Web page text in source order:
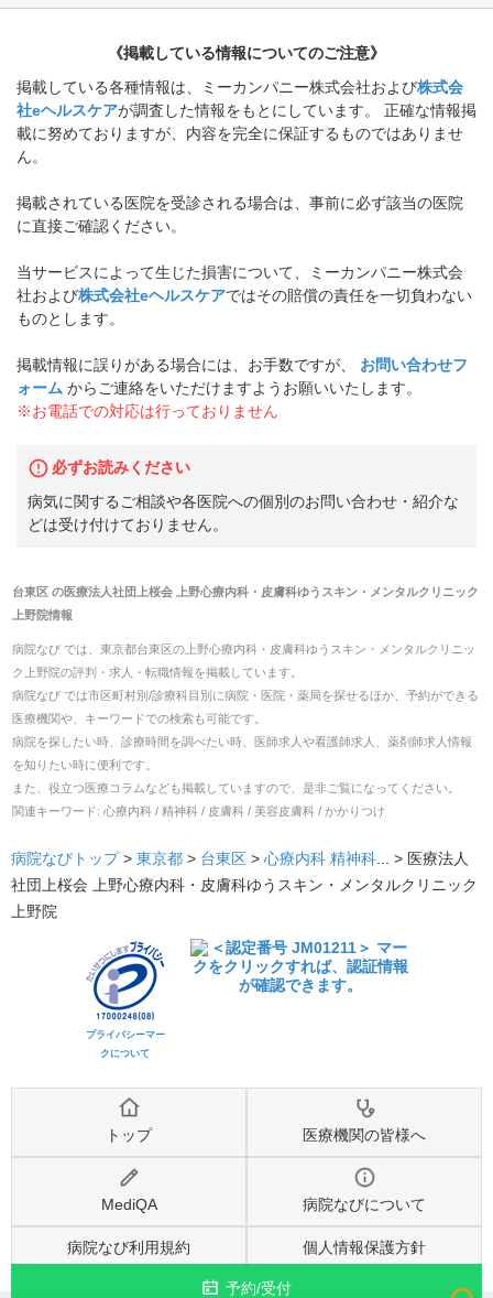
《掲載している情報についてのご注意》
掲載している各種情報は、ミーカンパニー株式会社および株式会
社eヘルスケアが調査した情報をもとにしています。 正確な情報掲
載に努めておりますが、内容を完全に保証するものではありませ
ん。
掲載されている医院を受診される場合は、事前に必ず該当の医院
に直接ご確認ください。
当サービスによって生じた損害について、ミーカンパニー株式会
社および株式会社eヘルスケアではその賠償の責任を一切負わない
ものとします。
掲載情報に誤りがある場合には、お手数ですが、
お問い合わせフ
ォーム からご連絡をいただけますようお願いいたします。
※お電話での対応は行っておりません
必ずお読みください
病気に関するご相談や各医院への個別のお問い合わせ・紹介な
どは受け付けておりません。
台東区の医療法人社団上桜会 上野心療内科・皮膚科ゆうスキン・メンタルクリニック
上野院情報
病院なび では、 東京都台東区の上野心療内科・皮膚科ゆうスキン・メンタルクリニッ
ク上野院の評判・求人・転職情報を掲載しています。
病院なび では市区町村別/診療科目別に病院・医院・薬局を探せるほか、予約ができる
医療機関や、キーワードでの検索も可能です。
病院を探したい時、診療時間を調べたい時、医師求人や看護師求人、薬剤師求人情報
を知りたい時に便利です。
また、役立つ医療コラムなども掲載していますので、是非ご覧になってください。
関連キーワード: 心療内科 / 精神科 / 皮膚科 / 美容皮膚科 / かかりつけ
予約/受付
病院なびトップ > 東京都 > 台東区 > 心療内科 精神科... > 医療法人
社団上桜会 上野心療内科・皮膚科ゆうスキン・メンタルクリニック
上野院
プライバシーマー
クについて
トップ 医療機関の皆様へ
MediQA 病院なびについて
病院なび利用規約 個人情報保護方針